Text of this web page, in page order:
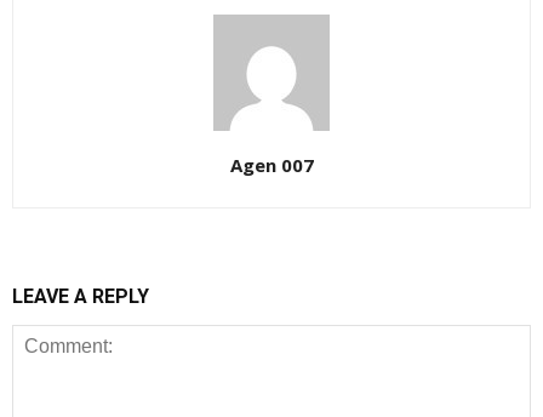
Agen 007
LEAVE A REPLY